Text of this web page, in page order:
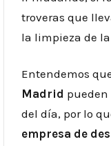
troveras que
la limpieza de
Entendemos
Madrid
del día, por lo
empresa de